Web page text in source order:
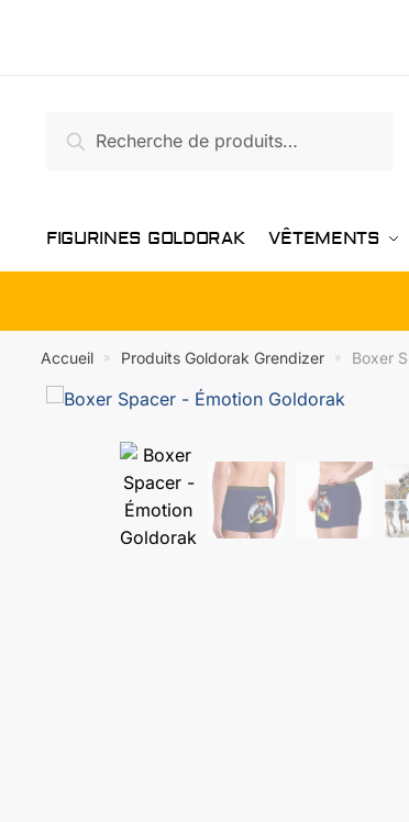
pour :
Recherche
FIGURINES GOLDORAK VÊTEMENTS
Accueil » Produits Goldorak Grendizer » Boxer